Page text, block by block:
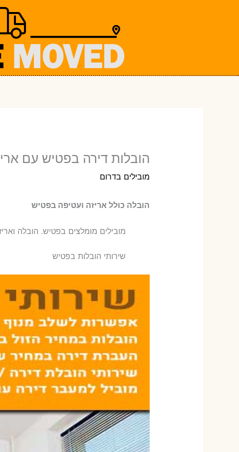
הובלות דירה בפטיש עם
מובילים בדרום
הובלה כולל אריזה ועטיפה בפטיש
‫מובילים מומלצים בפטיש. הובלה
שירותי הובלות בפטיש